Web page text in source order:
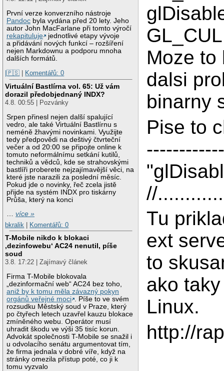
První verze konverzního nástroje
Pandoc byla vydána před 20 lety. Jeho
autor John MacFarlane při tomto výročí
rekapituluje
jednotlivé etapy vývoje
a přidávání nových funkcí – rozšíření
nejen Markdownu a podporu mnoha
dalších formátů.
|🇵🇸
Komentářů: 0
Virtuální Bastlírna vol. 65: Už vám
dorazil předobjednaný INDX?
4.8. 00:55 | Pozvánky
Srpen přinesl nejen další spalující
vedro, ale také Virtuální Bastlírnu s
neméně žhavými novinkami. Využijte
tedy předpovědi na deštivý čtvrteční
večer a od 20:00 se připojte online k
tomuto neformálnímu setkání kutilů,
techniků a vědců, kde se strahovskými
bastlíři proberete nejzajímavější věci, na
které jste narazili za poslední měsíc.
Pokud jde o novinky, řeč zcela jistě
přijde na systém INDX pro tiskárny
Průša, který na konci
…více »
bkralik | Komentářů: 0
T-Mobile nikdo k blokaci
‚dezinfowebu‘ AC24 nenutil, píše
soud
3.8. 17:22 | Zajímavý článek
Firma T-Mobile blokovala
„dezinformační web“ AC24 bez toho,
aniž by k tomu měla závazný pokyn
orgánů veřejné moci
. Píše to ve svém
rozsudku Městský soud v Praze, který
po čtyřech letech uzavřel kauzu blokace
zmíněného webu. Operátor musí
uhradit škodu ve výši 35 tisíc korun.
Advokát společnosti T-Mobile se snažil i
u odvolacího senátu argumentovat tím,
že firma jednala v dobré víře, když na
stránky omezila přístup poté, co ji k
tomu vyzvalo
Moze to
dalsi
binarny
Pise to
//
Tu
ext
to
ako
Linux.
http://